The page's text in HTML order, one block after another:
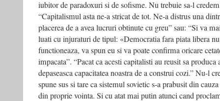
iubitor de paradoxuri si de sofisme. Nu trebuie sa-l
“Capitalismul asta ne-a stricat de tot. Ne-a distrus una
placerea de a avea lucruri obtinute cu greu” sau: “Si va
luati cu injuraturi de tipul: «Democratia fara piata libera
functioneaza, va spun eu si va poate confirma oricare
impacata”. “Pacat ca acesti capitalisti au reusit sa
depaseasca capacitatea noastra de a construi cozi.” Nu-l
spune sus si tare ca sistemul sovietic s-a prabusit din
din proprie vointa. Si cu atat mai putin atunci cand